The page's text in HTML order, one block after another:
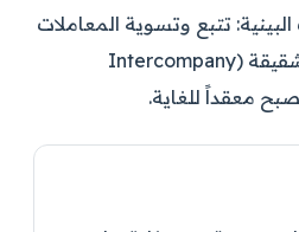
تتبع وتسوية المعاملات
بين الشركات الشقيقة (Intercompany